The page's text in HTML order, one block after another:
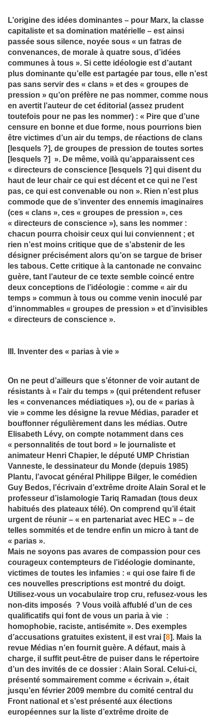
L’origine des idées dominantes – pour Marx, la classe
capitaliste et sa domination matérielle – est ainsi
passée sous silence, noyée sous « un fatras de
convenances, de morale à quatre sous, d’idées
communes à tous ». Si cette idéologie est d’autant
plus dominante qu’elle est partagée par tous, elle n’est
pas sans servir des « clans » et des « groupes de
pression » qu’on préfère ne pas nommer, comme nous
en avertit l’auteur de cet éditorial (assez prudent
toutefois pour ne pas les nommer) : « Pire que d’une
censure en bonne et due forme, nous pourrions bien
être victimes d’un air du temps, de réactions de clans
[lesquels ?], de groupes de pression de toutes sortes
[lesquels ?] ». De même, voilà qu’apparaissent ces
« directeurs de conscience [lesquels ?] qui disent du
haut de leur chair ce qui est décent et ce qui ne l’est
pas, ce qui est convenable ou non ». Rien n’est plus
commode que de s’inventer des ennemis imaginaires
(ces « clans », ces « groupes de pression », ces
« directeurs de conscience »), sans les nommer :
chacun pourra choisir ceux qui lui conviennent ; et
rien n’est moins critique que de s’abstenir de les
désigner précisément alors qu’on se targue de briser
les tabous. Cette critique à la cantonade ne convainc
guère, tant l’auteur de ce texte semble coincé entre
deux conceptions de l’idéologie : comme « air du
temps » commun à tous ou comme venin inoculé par
d’innommables « groupes de pression » et d’invisibles
« directeurs de conscience ».
III. Inventer des « parias à vie »
On ne peut d’ailleurs que s’étonner de voir autant de
résistants à « l’air du temps » (qui prétendent refuser
les « convenances médiatiques »), ou de « parias à
vie » comme les désigne la revue Médias, parader et
bouffonner régulièrement dans les médias. Outre
Elisabeth Lévy, on compte notamment dans ces
« personnalités de tout bord » le journaliste et
animateur Henri Chapier, le député UMP Christian
Vanneste, le dessinateur du Monde (depuis 1985)
Plantu, l’avocat général Philippe Bilger, le comédien
Guy Bedos, l’écrivain d’extrême droite Alain Soral et le
professeur d’islamologie Tariq Ramadan (tous deux
habitués des plateaux télé). On comprend qu’il était
urgent de réunir – « en partenariat avec HEC » – de
telles sommités et de tendre enfin un micro à tant de
« parias ».
Mais ne soyons pas avares de compassion pour ces
courageux contempteurs de l’idéologie dominante,
victimes de toutes les infamies : « qui ose faire fi de
ces nouvelles prescriptions est montré du doigt.
Utilisez-vous un vocabulaire trop cru, refusez-vous les
non-dits imposés ? Vous voilà affublé d’un de ces
qualificatifs qui font de vous un paria à vie :
homophobie, raciste, antisémite ». Des exemples
d’accusations gratuites existent, il est vrai [8]. Mais la
revue Médias n’en fournit guère. A défaut, mais à
charge, il suffit peut-être de puiser dans le répertoire
d’un des invités de ce dossier : Alain Soral. Celui-ci,
présenté sommairement comme « écrivain », était
jusqu’en février 2009 membre du comité central du
Front national et s’est présenté aux élections
européennes sur la liste d’extrême droite de